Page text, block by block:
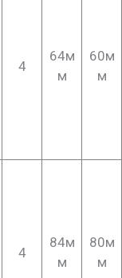
4
64м
м
60м
м
4
84м
м
80м
м